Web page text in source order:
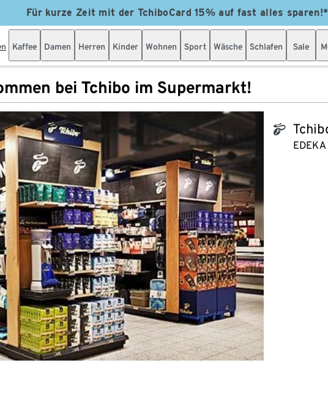
Für kurze Zeit mit der TchiboCard 15% auf fast alles sparen!*
Kaffee Damen Herren Kinder Wohnen Sport Wäsche Schlafen Sale
bei Tchibo im Supermarkt!
tchibo_logo